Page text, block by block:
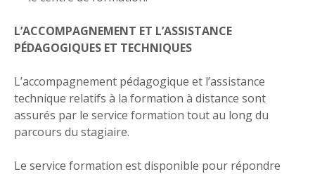
L’ACCOMPAGNEMENT ET L’ASSISTANCE
PÉDAGOGIQUES ET TECHNIQUES
L’accompagnement pédagogique et l’assistance
technique relatifs à la formation à distance sont
assurés par le service formation tout au long du
parcours du stagiaire.
Le service formation est disponible pour répondre